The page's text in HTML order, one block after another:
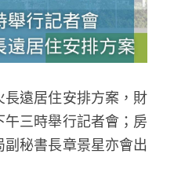
遠居住安排方案，財
三時舉行記者會；房
秘書長章景星亦會出